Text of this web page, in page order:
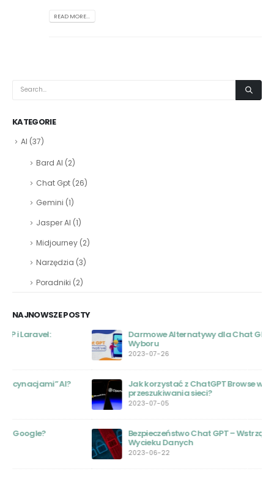
READ MORE...
KATEGORIE
AI (37)
Bard AI (2)
Chat Gpt (26)
Gemini (1)
Jasper AI (1)
Midjourney (2)
Narzędzia (3)
Poradniki (2)
NAJNOWSZE POSTY
Darmowe Alternatywy dla Chat GPT: Przewodnik
Jak korzystać z ChatGPT Browse with Bing do
przeszukiwania sieci?
Bezpieczeństwo Chat GPT – Wstrząsające Informacje o
Wycieku Danych